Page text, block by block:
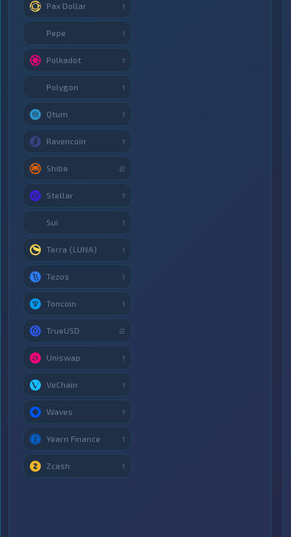
Pax Dollar 1
Pepe 1
Polkadot 1
Polygon 1
Qtum 1
Ravencoin 1
Shiba 2
Stellar 1
Sui 1
Terra (LUNA) 1
Tezos 1
Toncoin 1
TrueUSD 2
Uniswap 1
VeChain 1
Waves 1
Yearn Finance 1
Zcash 1